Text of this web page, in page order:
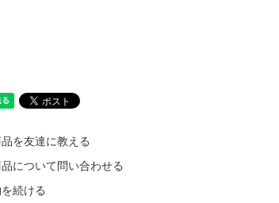
を友達に教える
について問い合わせる
続ける